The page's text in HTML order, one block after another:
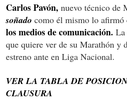
Carlos Pavón, nuevo técnico de
soñado como él mismo lo afirmó
los medios de comunicación. La
que quiere ver de su Marathón y
estreno ante en Liga Nacional.
VER LA TABLA DE
CLAUSURA